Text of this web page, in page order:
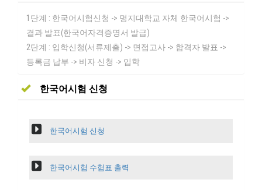
1단계 : 한국어시험신청 -> 명지대학교 자체 한국어시험 ->
결과 발표(한국어자격증명서 발급)
2단계 : 입학신청(서류제출) -> 면접고사 -> 합격자 발표 ->
등록금 납부 -> 비자 신청 -> 입학
한국어시험 신청
한국어시험 신청
한국어시험 수험표 출력